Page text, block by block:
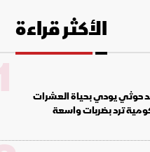
الأكثر قراءة
حوثي يودي بحياة العشرات
ترد بضربات واسعة